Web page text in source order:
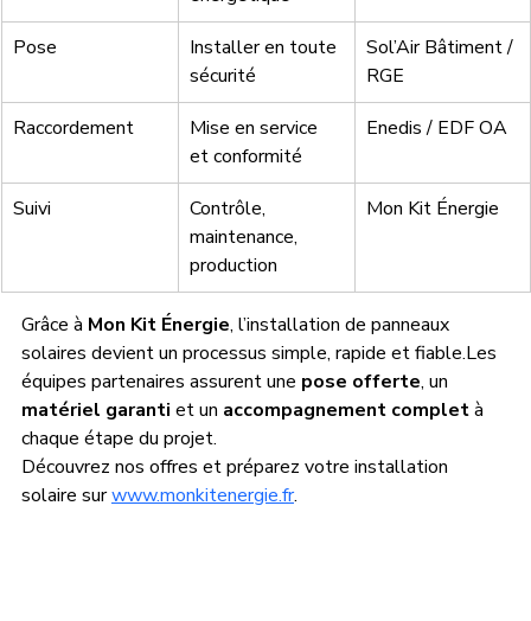
Pose
Installer en toute
sécurité
Sol’Air Bâtiment /
RGE
Raccordement
Mise en service
et conformité
Enedis / EDF OA
Suivi
Contrôle,
maintenance,
production
Mon Kit Énergie
Grâce à Mon Kit Énergie, l’installation de panneaux
solaires devient un processus simple, rapide et fiable.Les
équipes partenaires assurent une pose offerte, un
matériel garanti et un accompagnement complet à
chaque étape du projet.
Découvrez nos offres et préparez votre installation
solaire sur www.monkitenergie.fr.